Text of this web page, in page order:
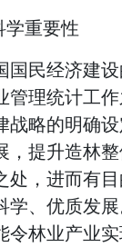
学重要性
国民经济建
理统计工
战略的明确
，提升造林
处，进而有
学、优质发
令林业产业